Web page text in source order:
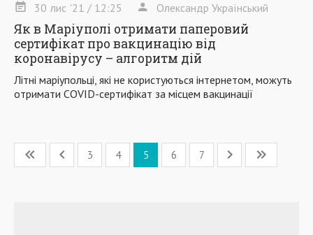
30 лис '21 / 12:25 Олександр Український
Як в Маріуполі отримати паперовий
сертифікат про вакцинацію від
коронавірусу – алгоритм дій
Літні маріупольці, які не користуються інтернетом, можуть
отримати COVID-сертифікат за місцем вакцинації
3 4 5 6 7